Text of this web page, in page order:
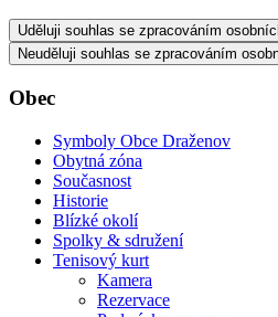
Uděluji souhlas se zpracováním
Neuděluji souhlas se zpracováním
Obec
Symboly Obce Draženov
Obytná zóna
Současnost
Historie
Blízké okolí
Spolky & sdružení
Tenisový kurt
Kamera
Rezervace